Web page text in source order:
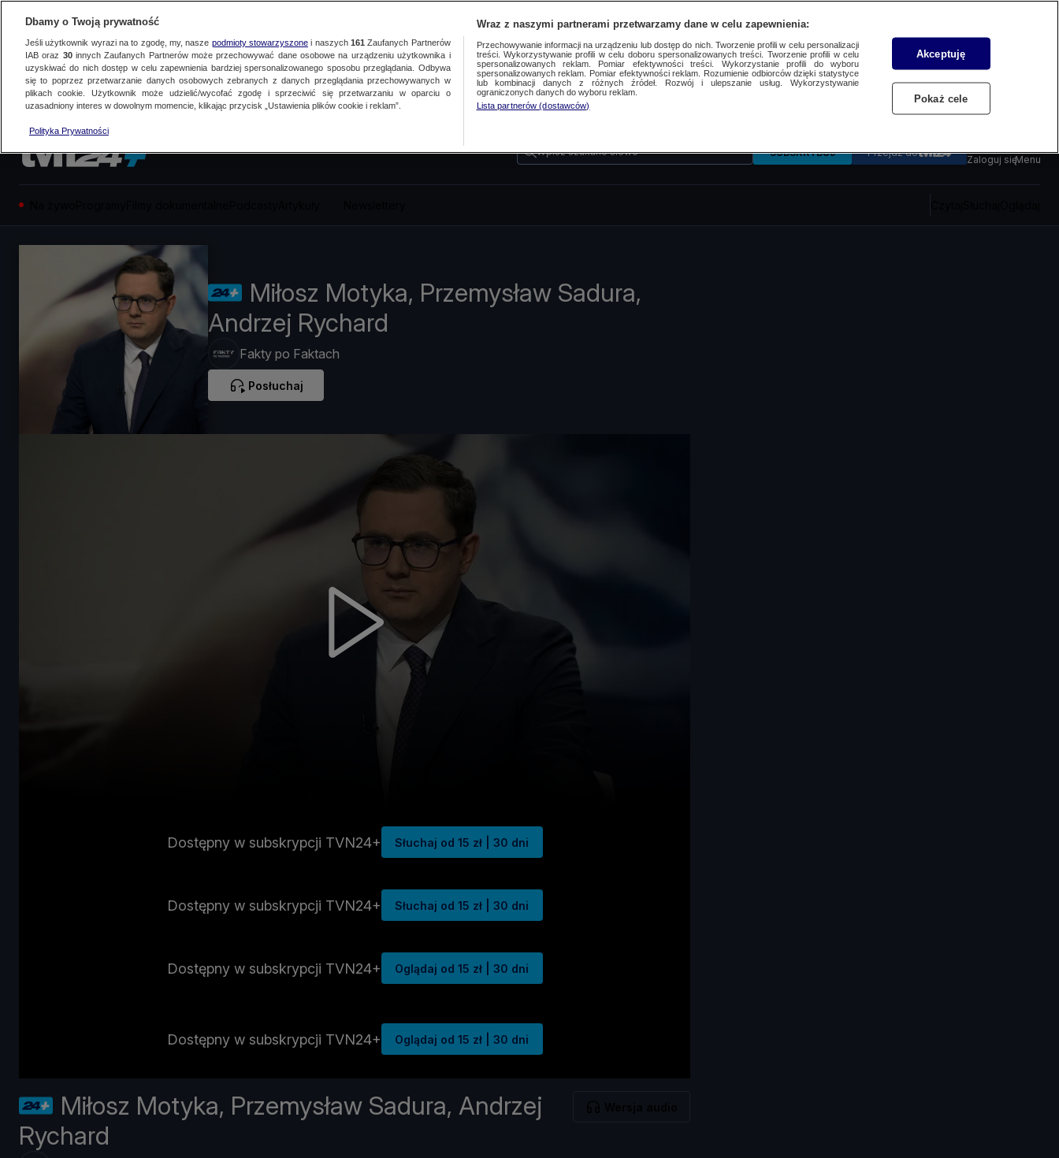
Wpisz szukane słowo SUBSKRYBUJ Przejdź do
Zaloguj sięMenu
Miłosz Motyka, Przemysław Sadura,
Andrzej Rychard
Fakty po Faktach
Posłuchaj
Dostępny w subskrypcji TVN24+ Słuchaj od 15 zł | 30 dni
Dostępny w subskrypcji TVN24+ Słuchaj od 15 zł | 30 dni
Dostępny w subskrypcji TVN24+ Oglądaj od 15 zł | 30 dni
Dostępny w subskrypcji TVN24+ Oglądaj od 15 zł | 30 dni
Miłosz Motyka, Przemysław Sadura, Andrzej
Rychard
Dbamy o Twoją prywatność
Jeśli użytkownik wyrazi na to zgodę, my, nasze podmioty stowarzyszonei naszych 161 Zaufanych Partnerów
IAB oraz 30innych Zaufanych Partnerów może przechowywać dane osobowe na urządzeniu użytkownika i
uzyskiwać do nich dostęp w celu zapewnienia bardziej spersonalizowanego sposobu przeglądania. Odbywa
się to poprzez przetwarzanie danych osobowych zebranych z danych przeglądania przechowywanych w
plikach cookie. Użytkownik może udzielić/wycofać zgodę i sprzeciwić się przetwarzaniu w oparciu o
uzasadniony interes w dowolnym momencie, klikając przycisk „Ustawienia plików cookie i reklam”.
Polityka Prywatności
Wraz z naszymi partnerami przetwarzamy dane w celu zapewnienia:
Przechowywanie informacji na urządzeniu lub dostęp do nich. Tworzenie profili w celu personalizacji
treści. Wykorzystywanie profili w celu doboru spersonalizowanych treści. Tworzenie profili w celu
spersonalizowanych reklam. Pomiar efektywności treści. Wykorzystanie profili do wyboru
spersonalizowanych reklam. Pomiar efektywności reklam. Rozumienie odbiorców dzięki statystyce
lub kombinacji danych z różnych źródeł. Rozwój i ulepszanie usług. Wykorzystywanie
ograniczonych danych do wyboru reklam.
Lista partnerów (dostawców)
Akceptuję
Pokaż cele